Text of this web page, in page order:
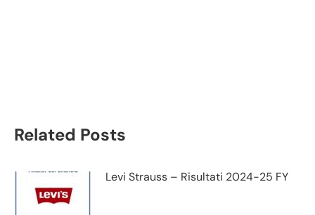
Related Posts
Levi Strauss – Risultati 2024-25 FY